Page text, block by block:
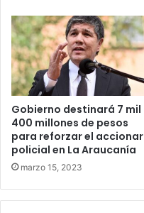
Gobierno destinará 7 mil
400 millones de pesos
para reforzar el accionar
policial en La Araucanía
marzo 15, 2023